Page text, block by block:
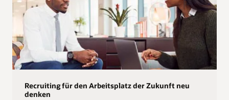
Recruiting für den Arbeitsplatz der Zukunft neu
denken